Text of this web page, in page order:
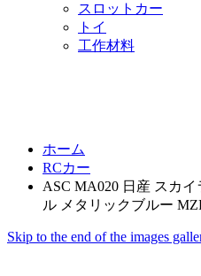
スロットカー
トイ
工作材料
ホーム
RCカー
ASC MA020 日産 スカイ
ル メタリックブルー
Skip to the end of the images